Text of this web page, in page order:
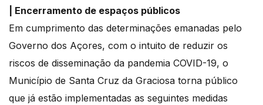
| Encerramento de espaços públicos
Em cumprimento das determinações emanadas pelo
Governo dos Açores, com o intuito de reduzir os
riscos de disseminação da pandemia COVID-19, o
Município de Santa Cruz da Graciosa torna público
que já estão implementadas as seguintes medidas